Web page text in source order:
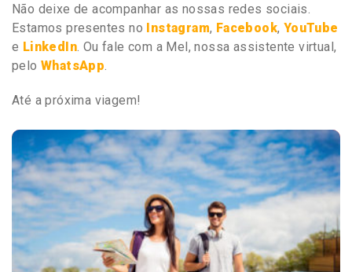
Não deixe de acompanhar as nossas redes sociais.
Estamos presentes no Instagram, Facebook, YouTube
e LinkedIn . Ou fale com a Mel, nossa assistente virtual,
pelo WhatsApp
Até a próxima viagem!